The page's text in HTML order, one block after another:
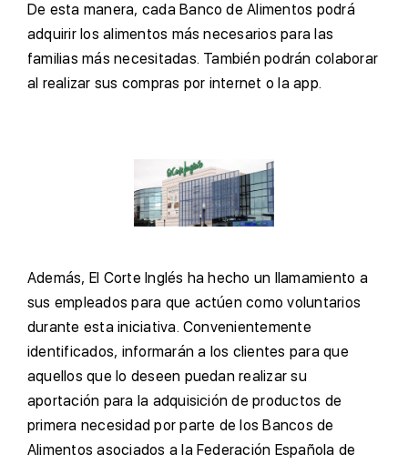
De esta manera, cada Banco de Alimentos podrá
adquirir los alimentos más necesarios para las
familias más necesitadas. También podrán colaborar
al realizar sus compras por internet o la app.
Además, El Corte Inglés ha hecho un llamamiento a
sus empleados para que actúen como voluntarios
durante esta iniciativa. Convenientemente
identificados, informarán a los clientes para que
aquellos que lo deseen puedan realizar su
aportación para la adquisición de productos de
primera necesidad por parte de los Bancos de
Alimentos asociados a la Federación Española de